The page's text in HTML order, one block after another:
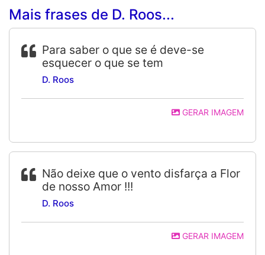
Mais frases de D. Roos...
Para saber o que se é deve-se
esquecer o que se tem
D. Roos
GERAR IMAGEM
Não deixe que o vento disfarça a Flor
de nosso Amor !!!
D. Roos
GERAR IMAGEM